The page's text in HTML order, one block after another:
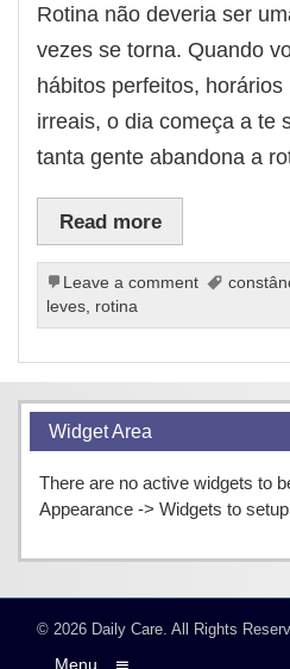
Rotina não deveria ser
vezes se torna. Quando
hábitos perfeitos,
irreais, o dia começa a te
tanta gente abandona a
Read more
Leave a comment
leves rotina
Widget Area
There are no active widgets to
Appearance -> Widgets to
© 2026 Daily Care. All Rights
Menu